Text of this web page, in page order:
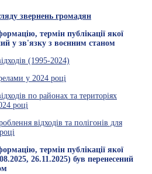
звернень громадян
термін публікації якої
у зв'язку з воєнним станом
(1995-2024)
у 2024 році
по районах та територіях
році
відходів та полігонів для
термін публікації якої
26.11.2025) був перенесений